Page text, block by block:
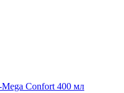
Confort 400 мл